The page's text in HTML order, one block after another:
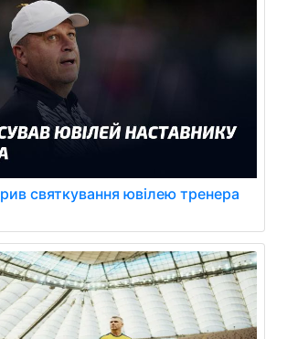
святкування ювілею тренера